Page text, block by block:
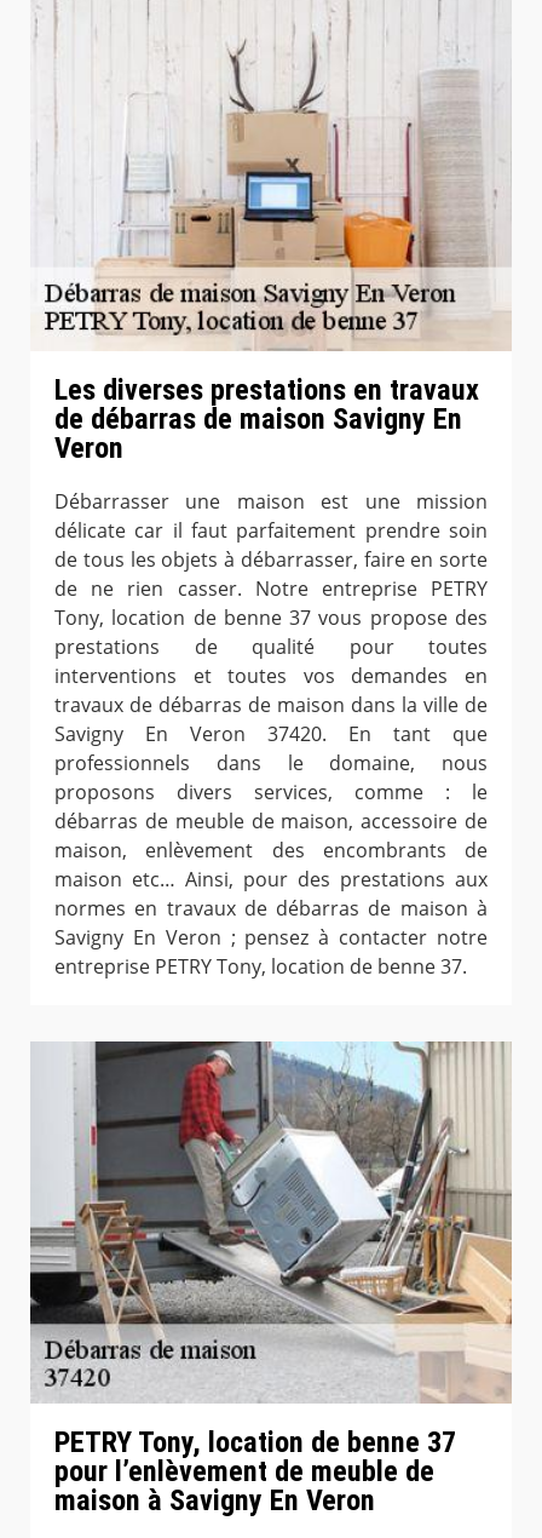
Les diverses prestations en travaux
de débarras de maison Savigny En
Veron
Débarrasser une maison est une mission
délicate car il faut parfaitement prendre soin
de tous les objets à débarrasser, faire en sorte
de ne rien casser. Notre entreprise PETRY
Tony, location de benne 37 vous propose des
prestations de qualité pour toutes
interventions et toutes vos demandes en
travaux de débarras de maison dans la ville de
Savigny En Veron 37420. En tant que
professionnels dans le domaine, nous
proposons divers services, comme : le
débarras de meuble de maison, accessoire de
maison, enlèvement des encombrants de
maison etc… Ainsi, pour des prestations aux
normes en travaux de débarras de maison à
Savigny En Veron ; pensez à contacter notre
entreprise PETRY Tony, location de benne 37.
PETRY Tony, location de benne 37
pour l’enlèvement de meuble de
maison à Savigny En Veron